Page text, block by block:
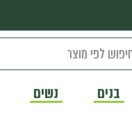
בנים נשים